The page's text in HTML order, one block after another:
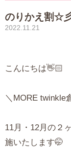
のりかえ割☆
2022.11.21
こんにちは👋🏻
＼MORE twinkle
11月・12月の２
施いたします🤭